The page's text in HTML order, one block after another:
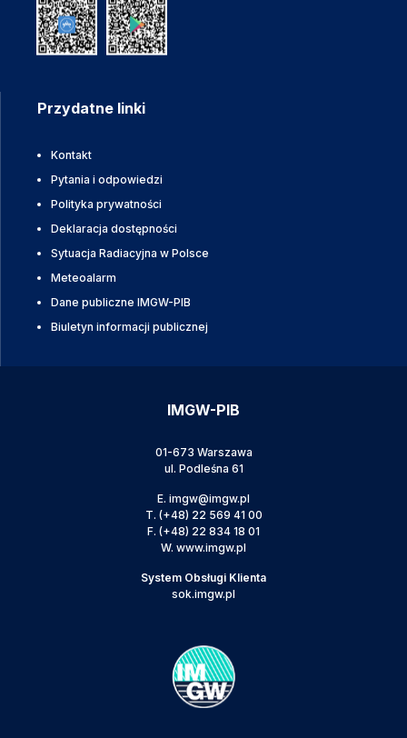
Przydatne linki
Kontakt
Pytania i odpowiedzi
Polityka prywatności
Deklaracja dostępności
Sytuacja Radiacyjna w Polsce
Meteoalarm
Dane publiczne IMGW-PIB
Biuletyn informacji publicznej
IMGW-PIB
01-673 Warszawa
ul. Podleśna 61
E. imgw@imgw.pl
T. (+48) 22 569 41 00
F. (+48) 22 834 18 01
W. www.imgw.pl
System Obsługi Klienta
sok.imgw.pl